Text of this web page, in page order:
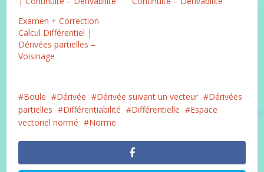
Examen + Correction
Calcul Différentiel |
Dérivées partielles –
Voisinage
Boule Dérivée Dérivée suivant un vecteur
Dérivées
partielles
Différentiabilité Différentielle
Espace
vectoriel normé
Norme